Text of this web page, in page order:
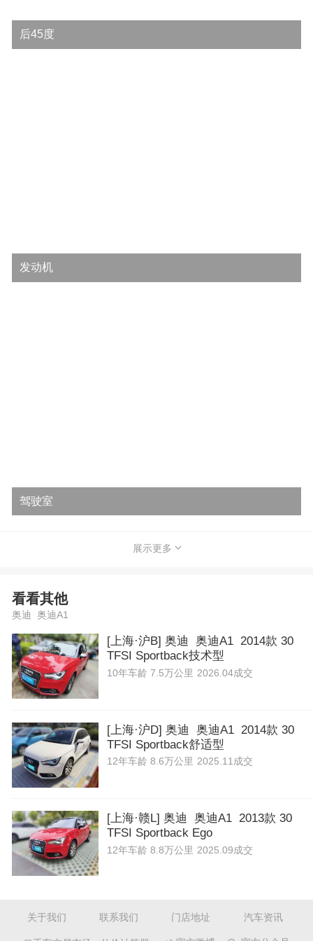
后45度
发动机
驾驶室
展示更多
看看其他
奥迪 奥迪A1
[上海·沪B] 奥迪 奥迪A1 2014款 30
TFSI Sportback技术型
10年车龄 7.5万公里 2026.04成交
[上海·沪D] 奥迪 奥迪A1 2014款 30
TFSI Sportback舒适型
12年车龄 8.6万公里 2025.11成交
[上海·赣L] 奥迪 奥迪A1 2013款 30
TFSI Sportback Ego
12年车龄 8.8万公里 2025.09成交
关于我们 联系我们 门店地址 汽车资讯